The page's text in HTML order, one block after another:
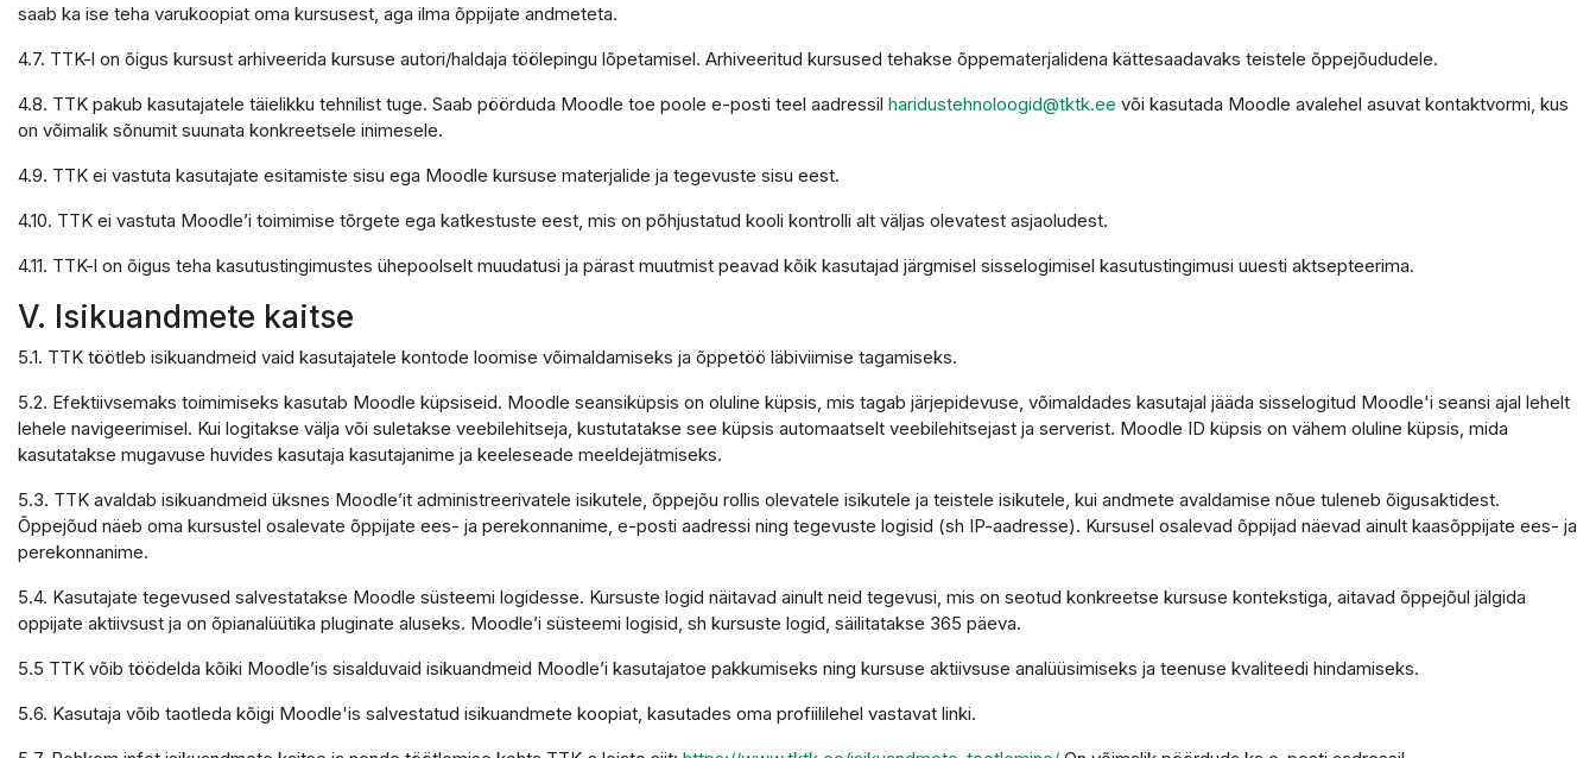
saab ka ise teha varukoopiat oma kursusest, aga ilma õppijate andmeteta.
4.7. TTK-l on õigus kursust arhiveerida kursuse autori/haldaja töölepingu lõpetamisel. Arhiveeritud kursused tehakse õppematerjalidena kättesaadavaks teistele õppejõududele.
4.8. TTK pakub kasutajatele täielikku tehnilist tuge. Saab pöörduda Moodle toe poole e-posti teel aadressil haridustehnoloogid@tktk.ee või kasutada Moodle avalehel asuvat kontaktvormi, kus
on võimalik sõnumit suunata konkreetsele inimesele.
4.9. TTK ei vastuta kasutajate esitamiste sisu ega Moodle kursuse materjalide ja tegevuste sisu eest.
4.10. TTK ei vastuta Moodle’i toimimise tõrgete ega katkestuste eest, mis on põhjustatud kooli kontrolli alt väljas olevatest asjaoludest.
4.11. TTK-l on õigus teha kasutustingimustes ühepoolselt muudatusi ja pärast muutmist peavad kõik kasutajad järgmisel sisselogimisel kasutustingimusi uuesti aktsepteerima.
V. Isikuandmete kaitse
5.1. TTK töötleb isikuandmeid vaid kasutajatele kontode loomise võimaldamiseks ja õppetöö läbiviimise tagamiseks.
5.2. Efektiivsemaks toimimiseks kasutab Moodle küpsiseid. Moodle seansiküpsis on oluline küpsis, mis tagab järjepidevuse, võimaldades kasutajal jääda sisselogitud Moodle'i seansi ajal lehelt
lehele navigeerimisel. Kui logitakse välja või suletakse veebilehitseja, kustutatakse see küpsis automaatselt veebilehitsejast ja serverist. Moodle ID küpsis on vähem oluline küpsis, mida
kasutatakse mugavuse huvides kasutaja kasutajanime ja keeleseade meeldejätmiseks.
5.3. TTK avaldab isikuandmeid üksnes Moodle’it administreerivatele isikutele, õppejõu rollis olevatele isikutele ja teistele isikutele, kui andmete avaldamise nõue tuleneb õigusaktidest.
Õppejõud näeb oma kursustel osalevate õppijate ees- ja perekonnanime, e-posti aadressi ning tegevuste logisid (sh IP-aadresse). Kursusel osalevad õppijad näevad ainult kaasõppijate ees- ja
perekonnanime.
5.4. Kasutajate tegevused salvestatakse Moodle süsteemi logidesse. Kursuste logid näitavad ainult neid tegevusi, mis on seotud konkreetse kursuse kontekstiga, aitavad õppejõul jälgida
oppijate aktiivsust ja on õpianalüütika pluginate aluseks. Moodle’i süsteemi logisid, sh kursuste logid, säilitatakse 365 päeva.
5.5 TTK võib töödelda kõiki Moodle’is sisalduvaid isikuandmeid Moodle’i kasutajatoe pakkumiseks ning kursuse aktiivsuse analüüsimiseks ja teenuse kvaliteedi hindamiseks.
5.6. Kasutaja võib taotleda kõigi Moodle'is salvestatud isikuandmete koopiat, kasutades oma profiililehel vastavat linki.